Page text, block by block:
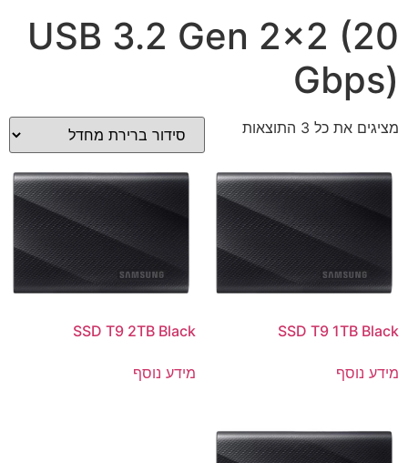
USB 3.2 Gen 2x2 (20
Gbps)
מציגים את כל ⁦3⁩ התוצאות
SSD T9 1TB Black
מידע נוסף
SSD T9 2TB Black
מידע נוסף